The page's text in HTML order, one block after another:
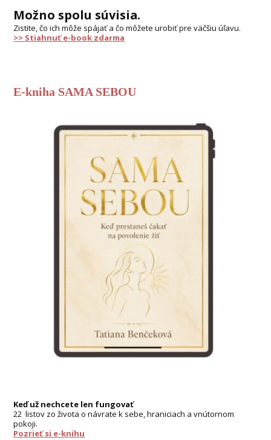
Možno spolu súvisia.
Zistite, čo ich môže spájať a čo môžete urobiť pre väčšiu úľavu.
>> Stiahnuť e-book zdarma
E-kniha SAMA SEBOU
Keď už nechcete len fungovať
22 listov zo života o návrate k sebe, hraniciach a vnútornom
pokoji.
Pozrieť si e-knihu